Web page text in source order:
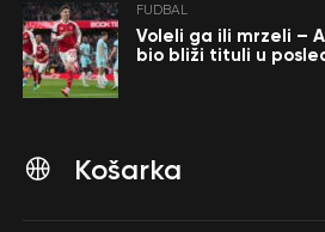
FUDBAL
Voleli ga ili mrzeli –
bio bliži tituli u
Košarka